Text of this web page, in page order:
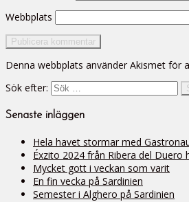
Webbplats
Denna webbplats använder Akismet för
Sök efter:
Senaste inläggen
Hela havet stormar med
Éxzito 2024 från Ribera del Duero
Mycket gott i veckan som varit
En fin vecka på Sardinien
Semester i Alghero på Sardinien